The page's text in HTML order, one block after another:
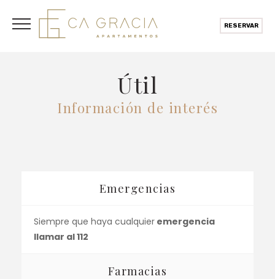
RESERVAR
Útil
Información de interés
Emergencias
Siempre que haya cualquier emergencia
llamar al 112
Farmacias